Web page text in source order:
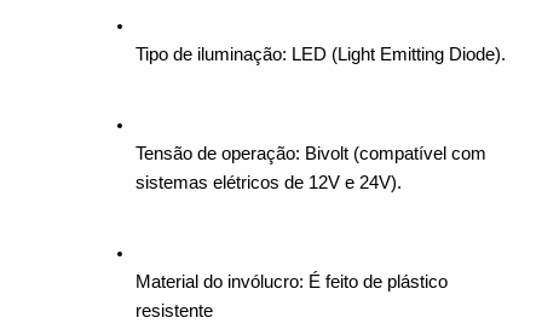
Tipo de iluminação: LED (Light Emitting Diode).
Tensão de operação: Bivolt (compatível com
sistemas elétricos de 12V e 24V).
Material do invólucro: É feito de plástico
resistente